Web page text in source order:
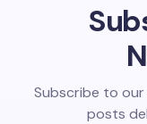
Subscribe to
posts